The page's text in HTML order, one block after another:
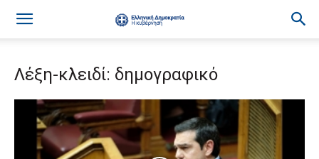
Λέξη-κλειδί: δημογραφικό